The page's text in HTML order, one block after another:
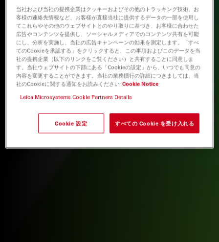
当社および当社の提携企業はクッキーおよびその他のトラッキング技術、お
客様の連絡先情報など、お客様が直接当社に提供するデータの一部を使用し
てこれらやその他のウェブサイトとのやり取りに基づき、お客様に合わせた
広告やコンテンツを提供し、ソーシャルメディアでのコンテンツ共有を可能
にし、分析を実施し、当社の広告キャンペーンの効果を測定します。「すべ
てのCookieを承認する」をクリックすると、この事項およびこのデータを当
社の提携企業（以下のリンクをご覧ください）と共有することに同意しま
す。当社ウェブサイトの下部にある「Cookieの設定」から、いつでも同意の
内容を変更することができます。当社の業務慣行の詳細につきましては、当
社のCookieに関する通知をお読みください Cookie Notice
Leica Microsystems Cookie Partners Details
Cookie 設定 すべての Cookie を受け入れる